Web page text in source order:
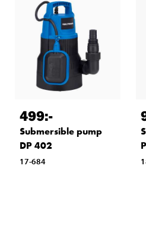
499:-
Submersible pump
DP 402
17-684